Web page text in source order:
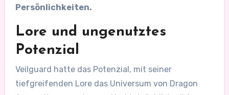
Persönlichkeiten.
Lore und ungenutztes
Potenzial
Veilguard hatte das Potenzial, mit seiner
tiefgreifenden Lore das Universum von Dragon